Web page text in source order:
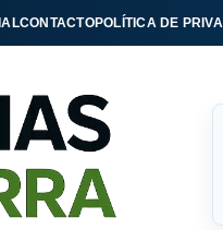
CONTACTOPOLÍTICA DE